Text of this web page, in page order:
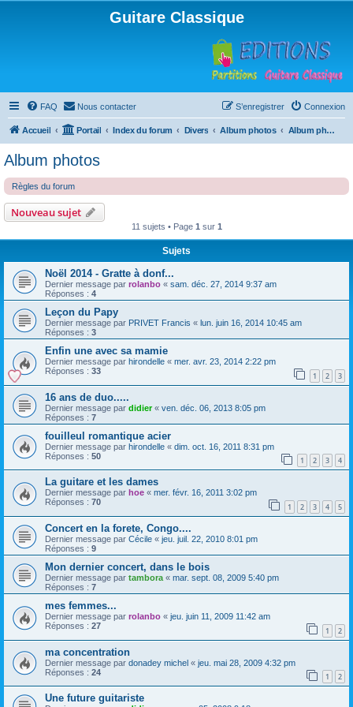
Guitare Classique
FAQ Nous contacter Connexion
S’enregistrer
Accueil Portail Index du forum Divers Album photos Album photos
Album photos
Règles du forum
Nouveau sujet
11 sujets • Page 1 sur 1
Sujets
Noël 2014 - Gratte à donf...
Dernier message par rolanbo « sam. déc. 27, 2014 9:37 am
Réponses : 4
Leçon du Papy
Dernier message par PRIVET Francis « lun. juin 16, 2014 10:45 am
Réponses : 3
Enfin une avec sa mamie
Dernier message par hirondelle « mer. avr. 23, 2014 2:22 pm
Réponses : 33 1 2 3
16 ans de duo.....
Dernier message par didier« ven. déc. 06, 2013 8:05 pm
Réponses : 7
fouilleul romantique acier
Dernier message par hirondelle « dim. oct. 16, 2011 8:31 pm
Réponses : 50 1 2 3 4
La guitare et les dames
Dernier message par hoe « mer. févr. 16, 2011 3:02 pm
Réponses : 70 1 2 3 4 5
Concert en la forete, Congo....
Dernier message par Cécile « jeu. juil. 22, 2010 8:01 pm
Réponses : 9
Mon dernier concert, dans le bois
Dernier message par tambora « mar. sept. 08, 2009 5:40 pm
Réponses : 7
mes femmes...
Dernier message par rolanbo « jeu. juin 11, 2009 11:42 am
Réponses : 27 1 2
ma concentration
Dernier message par donadey michel « jeu. mai 28, 2009 4:32 pm
Réponses : 24 1 2
Une future guitariste